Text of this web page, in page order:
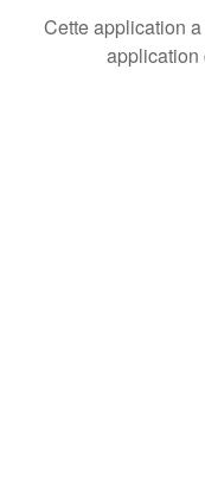
Cette application
application